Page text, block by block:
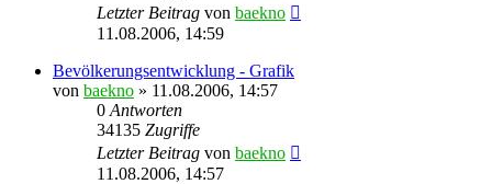
Letzter Beitrag von baekno
11.08.2006, 14:59
Bevölkerungsentwicklung - Grafik
von baekno » 11.08.2006, 14:57
0 Antworten
34135 Zugriffe
Letzter Beitrag von baekno
11.08.2006, 14:57